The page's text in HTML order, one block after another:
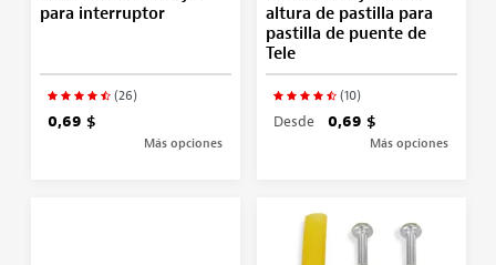
para interruptor
(26)
0,69 $
Más opciones
altura de pastilla para
pastilla de puente de
Tele
(10)
Desde 0,69 $
Más opciones